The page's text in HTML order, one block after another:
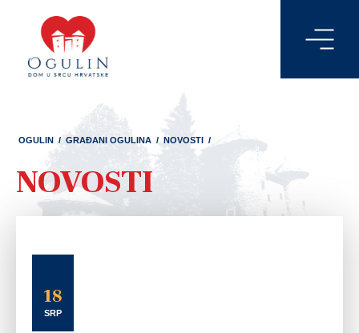
OGULIN / GRAĐANI OGULINA / NOVOSTI /
NOVOSTI
18
SRP